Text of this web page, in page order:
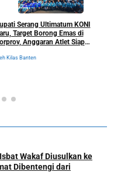
Serang
Serang Ultimatum KONI
Target Borong Emas di
Anggaran Atlet Siap
Kilas Banten
Wakaf Diusulkan ke
Dibentengi dari